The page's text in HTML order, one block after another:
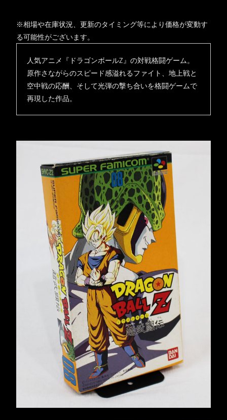
※相場や在庫状況、更新のタイミング等により価格が変動す
る可能性がございます。
人気アニメ『ドラゴンボールZ』の対戦格闘ゲーム。
原作さながらのスピード感溢れるファイト、地上戦と
空中戦の応酬、そして光弾の撃ち合いを格闘ゲームで
再現した作品。